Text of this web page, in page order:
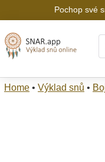
Pochop své
Home • Výklad snů •